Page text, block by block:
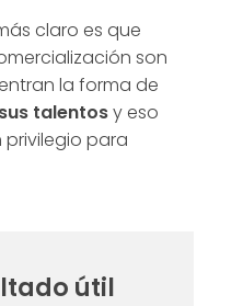
claro es que
son
la forma de
talentosy eso
privilegio para
útil